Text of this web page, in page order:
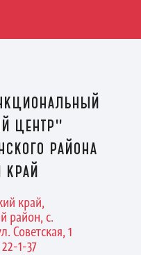
центр"
района
край
край,
район, с.
Советская, 1
1-37